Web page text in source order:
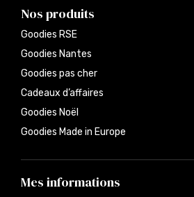
Nos produits
Goodies RSE
Goodies Nantes
Goodies pas cher
Cadeaux d’affaires
Goodies Noël
Goodies Made in Europe
Mes informations